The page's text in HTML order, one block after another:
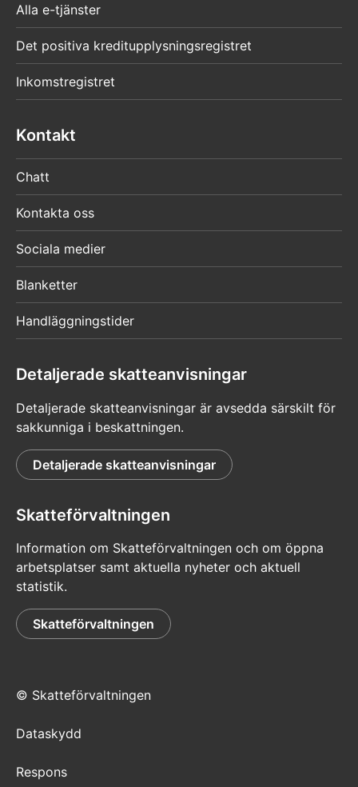
Alla e-tjänster
Det positiva kreditupplysningsregistret
Inkomstregistret
Kontakt
Chatt
Kontakta oss
Sociala medier
Blanketter
Handläggningstider
Detaljerade skatteanvisningar
Detaljerade skatteanvisningar är avsedda särskilt för
sakkunniga i beskattningen.
Detaljerade skatteanvisningar
Skatteförvaltningen
Information om Skatteförvaltningen och om öppna
arbetsplatser samt aktuella nyheter och aktuell
statistik.
Skatteförvaltningen
© Skatteförvaltningen
Dataskydd
Respons